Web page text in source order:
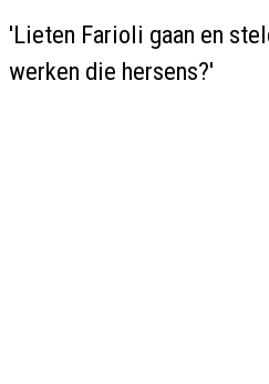
'Lieten Farioli gaan en
werken die hersens?'